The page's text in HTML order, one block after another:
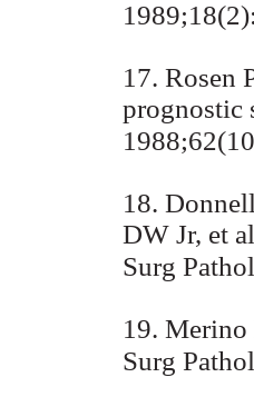
17. Rosen
prognostic
18.
DW Jr, et
Surg
19. Merino
Surg